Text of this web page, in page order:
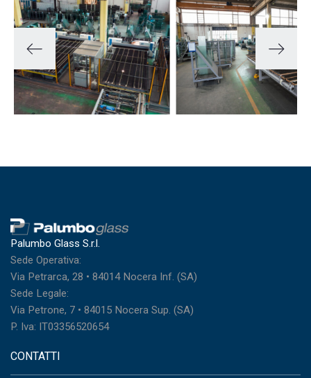
Palumbo Glass S.r.l.
Sede Operativa:
Via Petrarca, 28 • 84014 Nocera Inf. (SA)
Sede Legale:
Via Petrone, 7 • 84015 Nocera Sup. (SA)
P. Iva: IT03356520654
CONTATTI